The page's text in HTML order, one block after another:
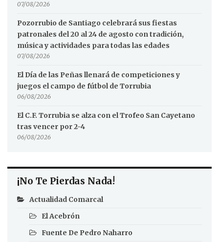
07/08/2026
Pozorrubio de Santiago celebrará sus fiestas
patronales del 20 al 24 de agosto con tradición,
música y actividades para todas las edades
07/08/2026
El Día de las Peñas llenará de competiciones y
juegos el campo de fútbol de Torrubia
06/08/2026
El C.F. Torrubia se alza con el Trofeo San Cayetano
tras vencer por 2-4
06/08/2026
¡No Te Pierdas Nada!
Actualidad Comarcal
El Acebrón
Fuente De Pedro Naharro